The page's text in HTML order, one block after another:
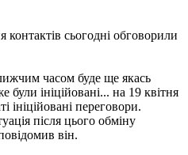
сьогодні обговорили
часом буде ще якась
були ініційовані... на 19 квітня
ініційовані переговори.
після цього обміну
він.